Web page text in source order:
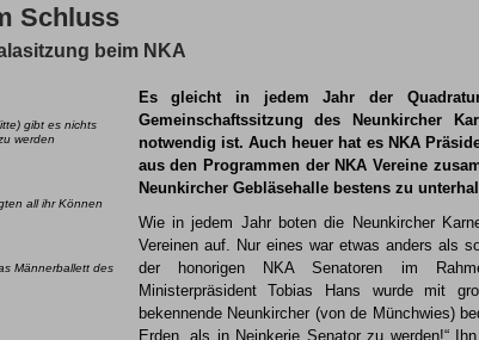
Schluss
beim NKA
gibt es nichts
werden
all ihr Können
Männerballett des
Es gleicht in jedem Jahr der
Gemeinschaftssitzung des Neunkircher
notwendig ist. Auch heuer hat es NKA
aus den Programmen der NKA Vereine
Neunkircher Gebläsehalle bestens zu
Wie in jedem Jahr boten die Neunkircher
Vereinen auf. Nur eines war etwas anders als
der honorigen NKA Senatoren im
Ministerpräsident Tobias Hans wurde mit
bekennende Neunkircher (von de Münchwies)
Erden, als in Neinkerje Senator zu werden!“